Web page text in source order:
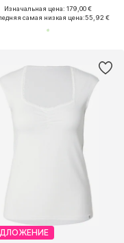
Изначальная цена: 179,00 €
самая низкая цена:55,92 €